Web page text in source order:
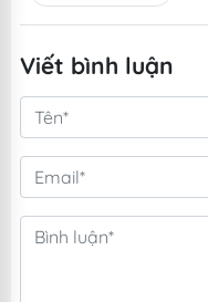
Viết bình luận